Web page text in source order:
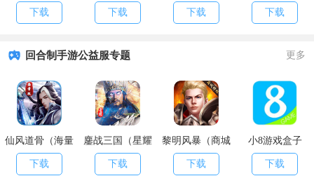
量充值）
下载
充值卡)
下载
1000元充值）
下载 下载
回合制手游公益服专题 更多
仙风道骨（海量
特权）
下载
鏖战三国（星耀
特权）
下载
黎明风暴（商城
特权）
下载
小8游戏盒子
下载